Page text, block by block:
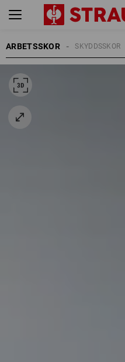
ARBETSSKOR SKYDDSSKOR